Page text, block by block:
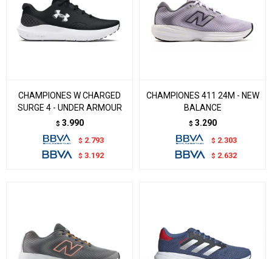
CHAMPIONES W CHARGED
SURGE 4 - UNDER ARMOUR
$ 3.990
$ 2.793
$ 3.192
CHAMPIONES 411 24M - NEW
BALANCE
$ 3.290
$ 2.303
$ 2.632